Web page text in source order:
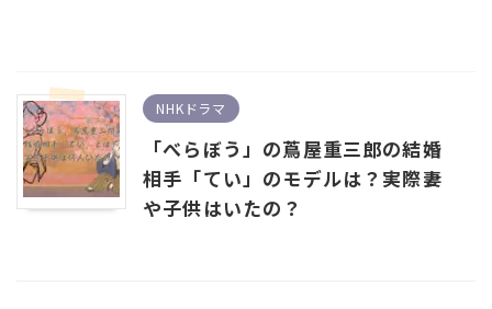
NHKドラマ
「べらぼう」の蔦屋重三郎の結婚
相手「てい」のモデルは？実際妻
や子供はいたの？